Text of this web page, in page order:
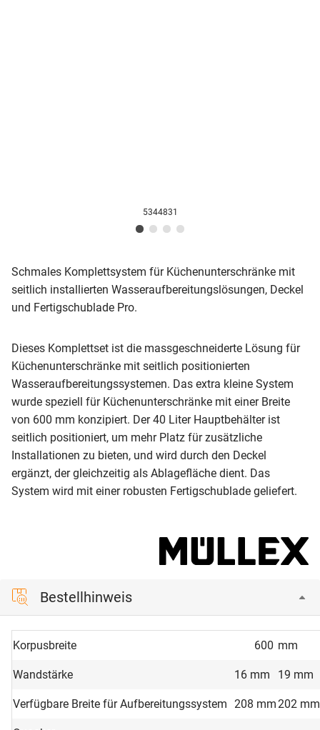
5344831
Schmales Komplettsystem für Küchenunterschränke mit
seitlich installierten Wasseraufbereitungslösungen, Deckel
und Fertigschublade Pro.
Dieses Komplettset ist die massgeschneiderte Lösung für
Küchenunterschränke mit seitlich positionierten
Wasseraufbereitungssystemen. Das extra kleine System
wurde speziell für Küchenunterschränke mit einer Breite
von 600 mm konzipiert. Der 40 Liter Hauptbehälter ist
seitlich positioniert, um mehr Platz für zusätzliche
Installationen zu bieten, und wird durch den Deckel
ergänzt, der gleichzeitig als Ablagefläche dient. Das
System wird mit einer robusten Fertigschublade geliefert.
Bestellhinweis
Korpusbreite 600 mm
Wandstärke 16 mm 19 mm
Verfügbare Breite für Aufbereitungssystem 208 mm202 mm